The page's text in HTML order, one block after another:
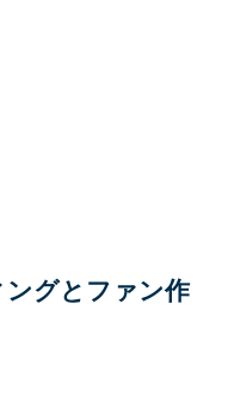
グとファン作